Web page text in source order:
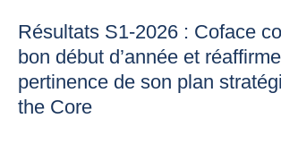
Résultats S1-2026 : Coface
bon début d’année et
pertinence de son plan
the Core